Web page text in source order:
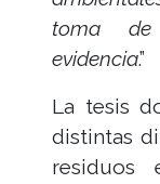
toma de
evidencia.”
La tesis
distintas